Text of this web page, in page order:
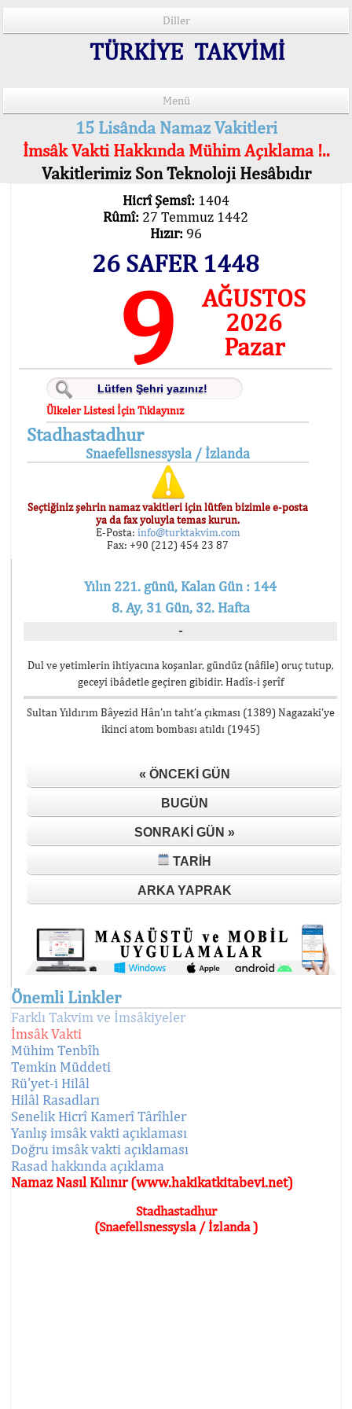
Diller
TÜRKİYE TAKVİMİ
Menü
15 Lisânda Namaz Vakitleri
İmsâk Vakti Hakkında Mühim Açıklama !..
Vakitlerimiz Son Teknoloji Hesâbıdır
Hicrî Şemsî: 1404
Rûmî: 27 Temmuz 1442
Hızır: 96
26 SAFER 1448
9
AĞUSTOS
2026
Pazar
Ülkeler Listesi İçin Tıklayınız
Stadhastadhur
Snaefellsnessysla / İzlanda
Seçtiğiniz şehrin namaz vakitleri için lütfen bizimle e-posta
ya da fax yoluyla temas kurun.
E-Posta: info@turktakvim.com
Fax: +90 (212) 454 23 87
Yılın 221. günü, Kalan Gün : 144
8. Ay, 31 Gün, 32. Hafta
-
Dul ve yetimlerin ihtiyacına koşanlar, gündüz (nâfile) oruç tutup,
geceyi ibâdetle geçiren gibidir. Hadîs-i şerîf
Sultan Yıldırım Bâyezid Hân’ın taht’a çıkması (1389) Nagazaki’ye
ikinci atom bombası atıldı (1945)
« ÖNCEKI GÜN
BUGÜN
SONRAKI GÜN »
TARIH
ARKA YAPRAK
Önemli Linkler
Farklı Takvim ve İmsâkiyeler
İmsâk Vakti
Mühim Tenbîh
Temkin Müddeti
Rü'yet-i Hilâl
Hilâl Rasadları
Senelik Hicrî Kamerî Târîhler
Yanlış imsâk vakti açıklaması
Doğru imsâk vakti açıklaması
Rasad hakkında açıklama
Namaz Nasıl Kılınır (www.hakikatkitabevi.net)
Stadhastadhur
(Snaefellsnessysla / İzlanda )